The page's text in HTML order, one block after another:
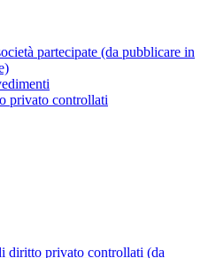
partecipate (da pubblicare in
privato controllati
diritto privato controllati (da